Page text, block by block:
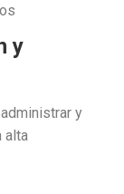
y
y
alta